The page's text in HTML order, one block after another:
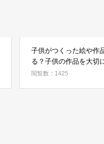
子供がつくった絵や作
る？子供の作品を大切
る収納方法
閲覧数：1425